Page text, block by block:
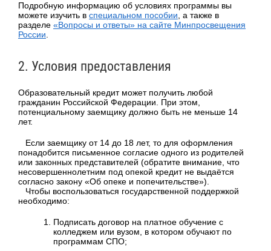
Подробную информацию об условиях программы вы
можете изучить в специальном пособии, а также в
разделе «Вопросы и ответы» на сайте Минпросвещения
России.
2. Условия предоставления
Образовательный кредит может получить любой
гражданин Российской Федерации. При этом,
потенциальному заемщику должно быть не меньше 14
лет.
Если заемщику от 14 до 18 лет, то для оформления
понадобится письменное согласие одного из родителей
или законных представителей (обратите внимание, что
несовершеннолетним под опекой кредит не выдаётся
согласно закону «Об опеке и попечительстве»).
Чтобы воспользоваться государственной поддержкой
необходимо:
Подписать договор на платное обучение с
колледжем или вузом, в котором обучают по
программам СПО;